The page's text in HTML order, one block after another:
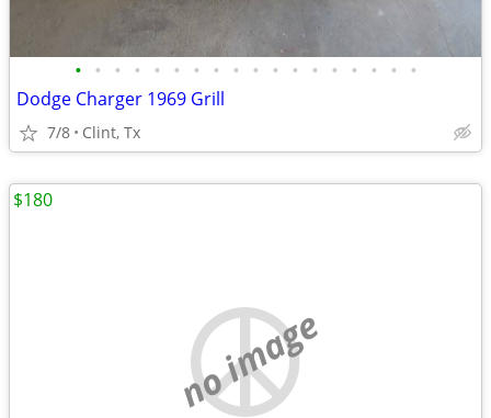
• • • • • • • • • • • • • • • • • •
Dodge Charger 1969 Grill
7/8 Clint, Tx
no image
$180